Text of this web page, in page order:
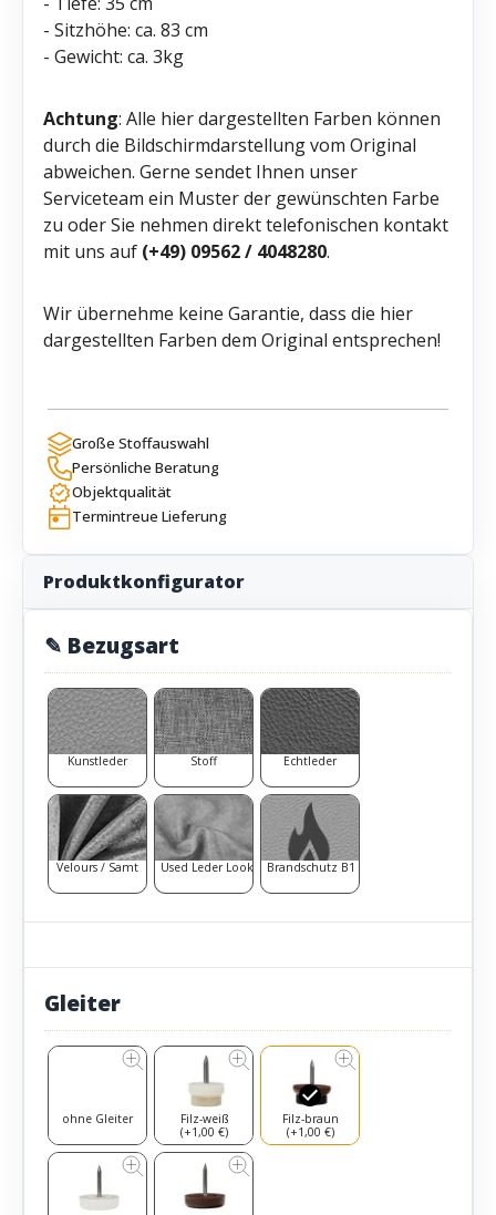
- Sitzhöhe: ca. 83 cm
- Gewicht: ca. 3kg
Achtung: Alle hier dargestellten Farben können
durch die Bildschirmdarstellung vom Original
abweichen. Gerne sendet Ihnen unser
Serviceteam ein Muster der gewünschten Farbe
zu oder Sie nehmen direkt telefonischen kontakt
mit uns auf (+49) 09562 / 4048280.
Wir übernehme keine Garantie, dass die hier
dargestellten Farben dem Original entsprechen!
Große Stoffauswahl
Persönliche Beratung
Objektqualität
Termintreue Lieferung
Produktkonfigurator
✎ Bezugsart
Kunstleder Stoff Echtleder
Velours / Samt Used Leder Look Brandschutz B1
Gleiter
ohne Gleiter
Filz-weiß
(+1,00 €)
Filz-braun
(+1,00 €)